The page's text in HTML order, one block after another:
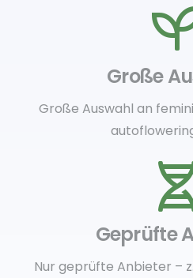
Große
Große Auswahl an
Geprüfte
Nur geprüfte Anbieter – z.